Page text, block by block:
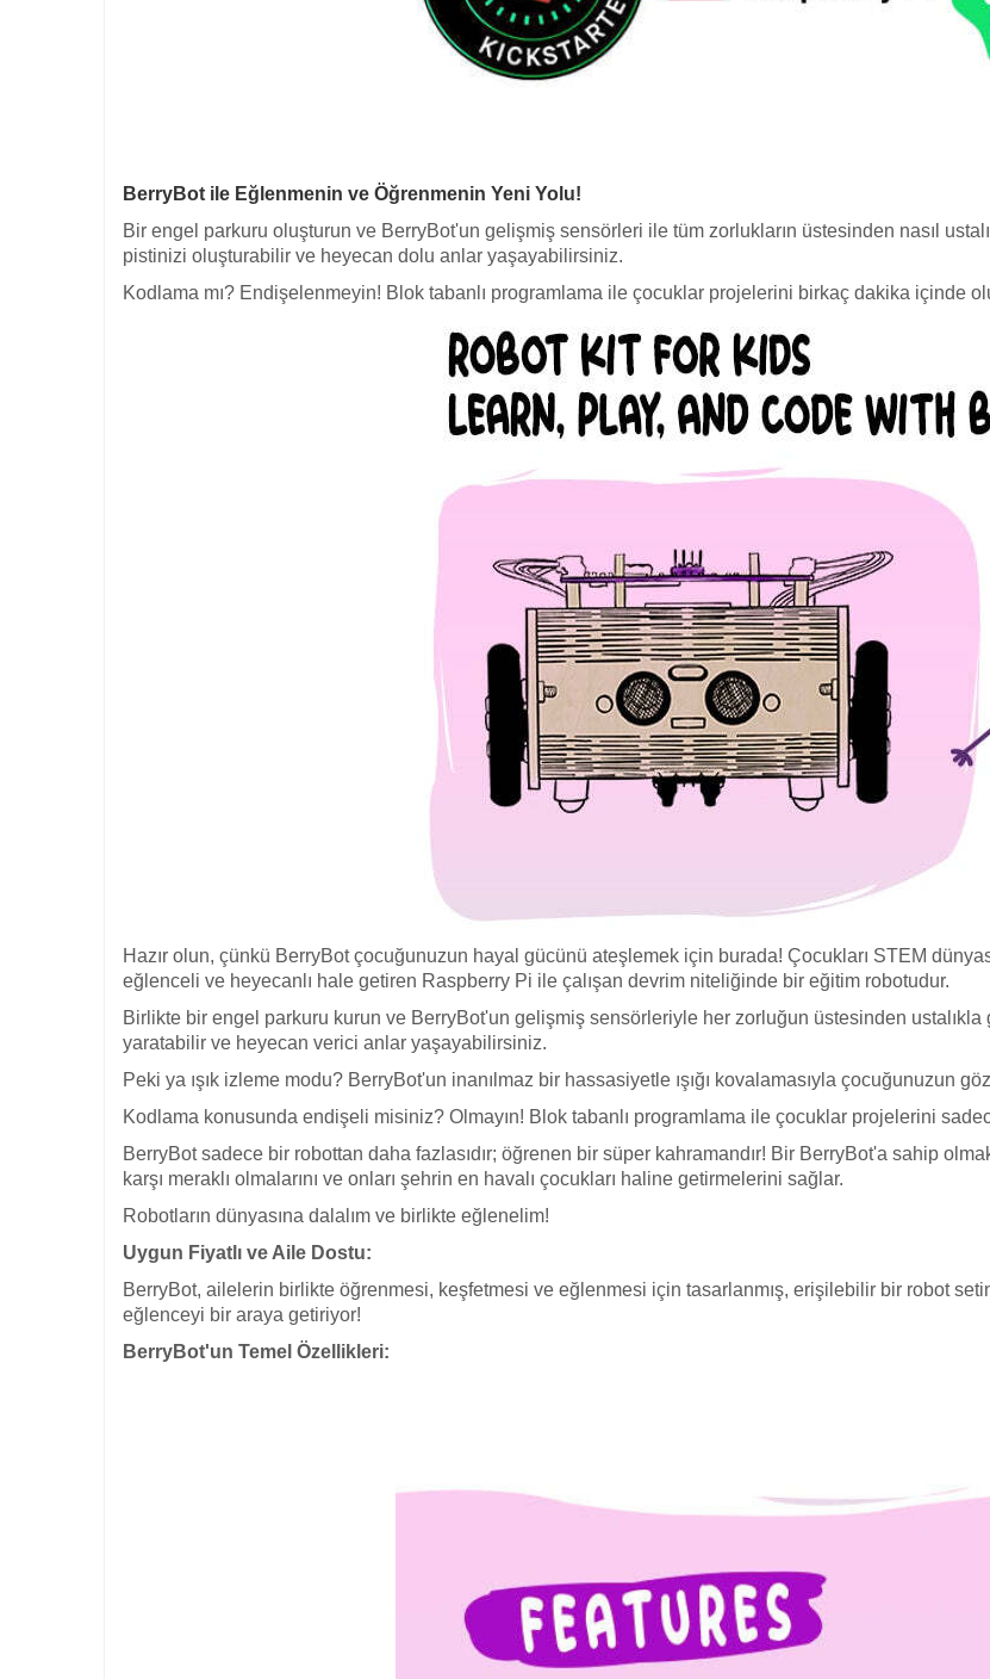
BerryBot ile Eğlenmenin ve Öğrenmenin Yeni Yolu!
Bir engel parkuru oluşturun ve BerryBot'un gelişmiş sensörleri ile tüm zorlukların üstesinden nasıl
pistinizi oluşturabilir ve heyecan dolu anlar yaşayabilirsiniz.
Kodlama mı? Endişelenmeyin! Blok tabanlı programlama ile çocuklar projelerini birkaç dakika içinde
Hazır olun, çünkü BerryBot çocuğunuzun hayal gücünü ateşlemek için burada! Çocukları STEM
eğlenceli ve heyecanlı hale getiren Raspberry Pi ile çalışan devrim niteliğinde bir eğitim robotudur.
Birlikte bir engel parkuru kurun ve BerryBot'un gelişmiş sensörleriyle her zorluğun üstesinden
yaratabilir ve heyecan verici anlar yaşayabilirsiniz.
Peki ya ışık izleme modu? BerryBot'un inanılmaz bir hassasiyetle ışığı kovalamasıyla çocuğunuzun
Kodlama konusunda endişeli misiniz? Olmayın! Blok tabanlı programlama ile çocuklar projelerini
BerryBot sadece bir robottan daha fazlasıdır; öğrenen bir süper kahramandır! Bir BerryBot'a sahip
karşı meraklı olmalarını ve onları şehrin en havalı çocukları haline getirmelerini sağlar.
Robotların dünyasına dalalım ve birlikte eğlenelim!
Uygun Fiyatlı ve Aile Dostu:
BerryBot, ailelerin birlikte öğrenmesi, keşfetmesi ve eğlenmesi için tasarlanmış, erişilebilir bir robot
eğlenceyi bir araya getiriyor!
BerryBot'un Temel Özellikleri: